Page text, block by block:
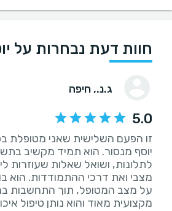
חוות דעת נבחרות על
ג.נ., חיפה
5.0
זו הפעם השלישית שאני מטופלת
יוסף מנסור. הוא תמיד מקשיב
לתלונות, ושואל שאלות שעוזרות
מצבי ואת דרכי ההתמודדות. הוא
על מצב המטופל, תוך התחשבות
מקצועית מאוד והוא נותן טיפול